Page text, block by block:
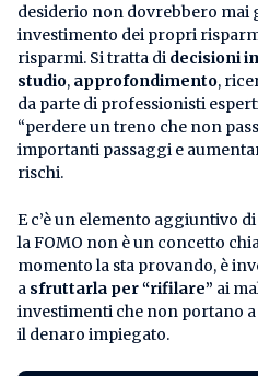
desiderio non dovrebbero mai
investimento dei propri
risparmi. Si tratta di decisioni
studio, approfondimento,
da parte di professionisti
“perdere un treno che non
importanti passaggi e
rischi.
E c’è un elemento aggiuntivo
la FOMO non è un concetto
momento la sta provando, è
a sfruttarla per “rifilare” ai
investimenti che non portano
il denaro impiegato.